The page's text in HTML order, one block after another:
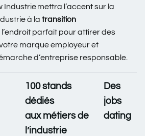
Industrie mettra l’accent sur la
à la transition
l’endroit parfait pour attirer des
marque employeur et
d’entreprise responsable.
100 stands
dédiés
aux métiers de
l’industrie
Des
jobs
dating